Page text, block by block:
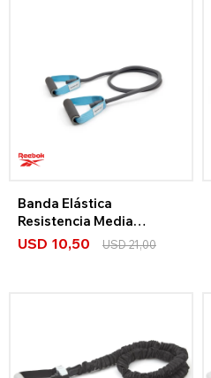
Banda Elástica
Resistencia Media
Reebok
USD 10,50 USD21,00